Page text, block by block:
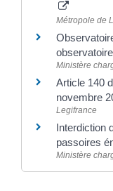
Métropole de
Ministère
Article 140
novembre
Legifrance
Interdiction
passoires
Ministère